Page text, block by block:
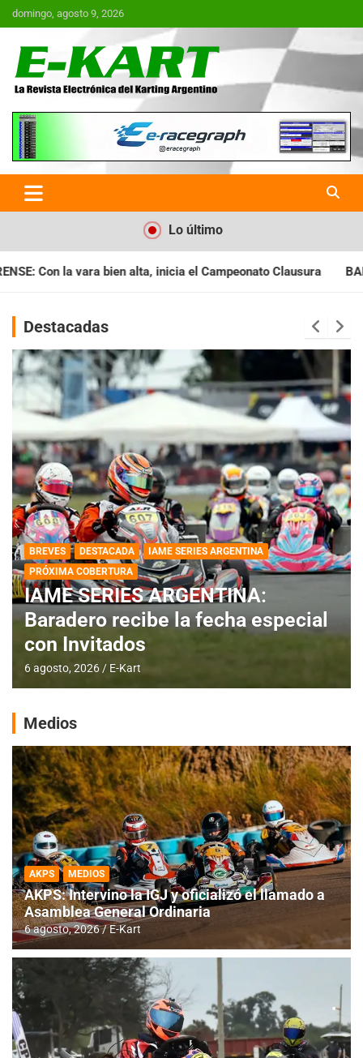
Saltar
al
domingo, agosto 9, 2026
E-Kart.com.ar | La Revista
Electrónica del Karting en
Argentina
Lo último
el Campeonato Clausura BARILOCHENSE: Preparan una
Destacadas
BREVES DESTACADA
IAME SERIES ARGENTINA
PRÓXIMA COBERTURA
IAME SERIES ARGENTINA:
Baradero recibe la fecha especial
con Invitados
6 agosto, 2026 E-Kart
Medios
AKPS MEDIOS
AKPS: Intervino la IGJ y oficializó el llamado a
Asamblea General Ordinaria
6 agosto, 2026 E-Kart